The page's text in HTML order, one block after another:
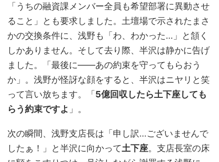
「うちの融資課メンバー全員も希望部署に異動させ
ること」とも要求しました。土壇場で示されたまさ
かの交換条件に、浅野も「わ、わかった…」と頷く
しかありません。そして去り際、半沢は静かに告げ
ました。「最後に——あの約束を守ってもらおう
か」。浅野が怪訝な顔をすると、半沢はニヤリと笑
って言い放ちます。「5億回収したら土下座しても
らう約束ですよ 」。
次の瞬間、浅野支店長は「申し訳…ございませんで
したぁ！」と半沢に向かって土下座。支店長室の床